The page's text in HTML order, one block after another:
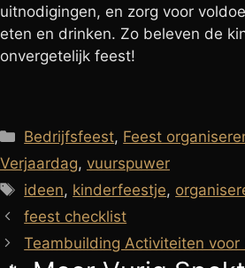
uitnodigingen, en zorg voor
eten en drinken. Zo beleven de
onvergetelijk feest!
Categorieën
Bedrijfsfeest, Feest
Verjaardag, vuurspuwer
Tags
ideen, kinderfeestje,
feest checklist
Teambuilding Activiteiten voor